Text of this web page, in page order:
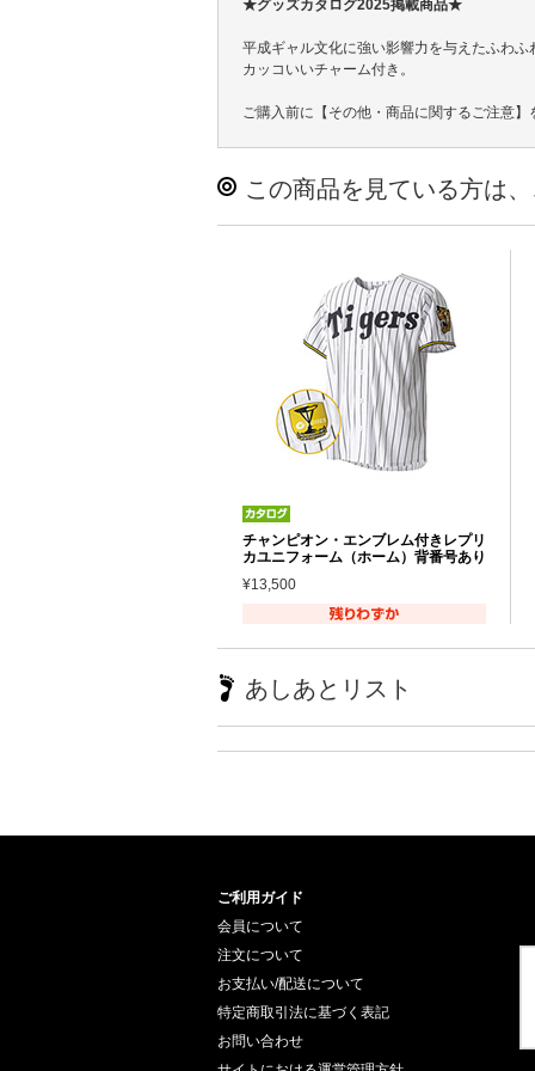
★グッズカタログ2025掲載商品★
平成ギャル文化に強い影響力を与えたふわふ
カッコいいチャーム付き。
ご購入前に【その他・商品に関するご注意】
この商品を見ている方は
チャンピオン・エンブレム付きレプリ
カユニフォーム（ホーム）背番号あり
¥13,500
あしあとリスト
ご利用ガイド
会員について
注文について
お支払い/配送について
特定商取引法に基づく表記
お問い合わせ